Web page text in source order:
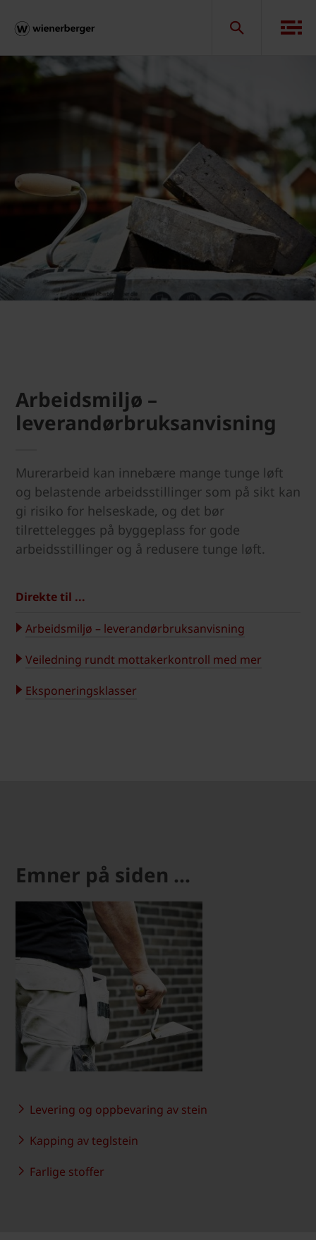
Arbeidsmiljø –
leverandørbruksanvisning
Murerarbeid kan innebære mange tunge løft
og belastende arbeidsstillinger som på sikt kan
gi risiko for helseskade, og det bør
tilrettelegges på byggeplass for gode
arbeidsstillinger og å redusere tunge løft.
Direkte til ...
Arbeidsmiljø – leverandørbruksanvisning
Veiledning rundt mottakerkontroll med mer
Eksponeringsklasser
Emner på siden ...
Levering og oppbevaring av stein
Kapping av teglstein
Farlige stoffer